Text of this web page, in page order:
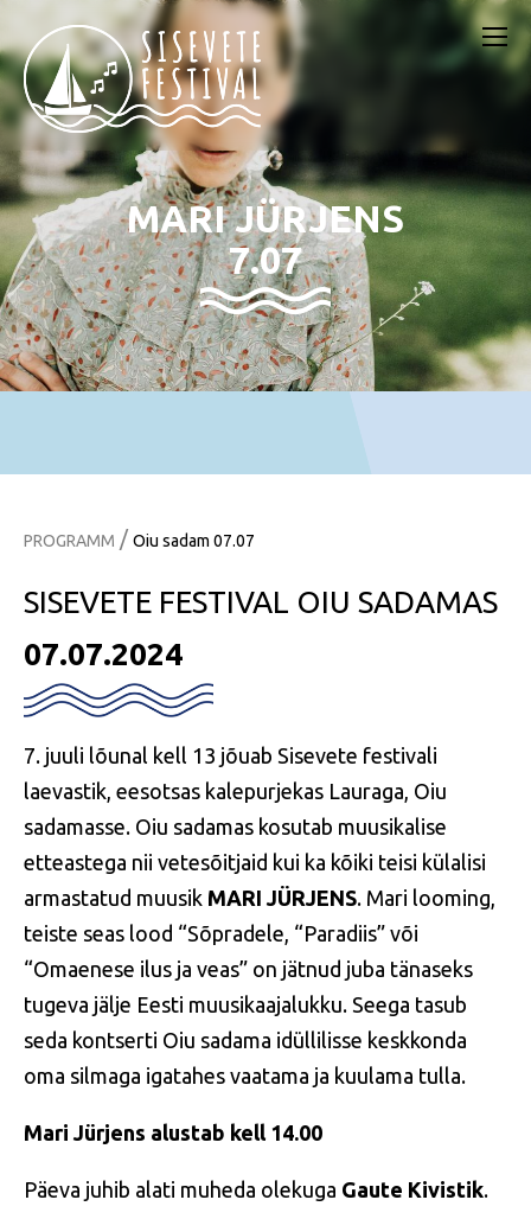
MARI JÜRJENS
7.07
PROGRAMM / Oiu sadam 07.07
SISEVETE FESTIVAL OIU SADAMAS
07.07.2024
7. juuli lõunal kell 13 jõuab Sisevete festivali
laevastik, eesotsas kalepurjekas Lauraga, Oiu
sadamasse. Oiu sadamas kosutab muusikalise
etteastega nii vetesõitjaid kui ka kõiki teisi külalisi
armastatud muusik MARI JÜRJENS. Mari looming,
teiste seas lood “Sõpradele, “Paradiis” või
“Omaenese ilus ja veas” on jätnud juba tänaseks
tugeva jälje Eesti muusikaajalukku. Seega tasub
seda kontserti Oiu sadama idüllilisse keskkonda
oma silmaga igatahes vaatama ja kuulama tulla.
Mari Jürjens alustab kell 14.00
Päeva juhib alati muheda olekuga Gaute Kivistik.